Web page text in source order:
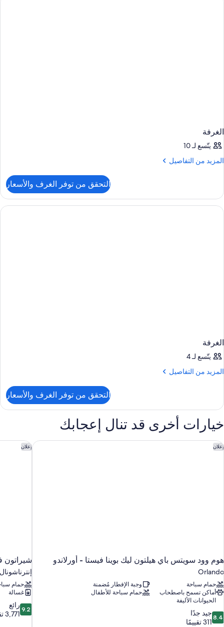
الغرفة
يتّسع لـ 10
المزيد من التفاصيل
المزيد
الغرفة
التحقق من توفر الغرف والأسعار
الغرفة
يتّسع لـ 4
المزيد من التفاصيل
المزيد
الغرفة
التحقق من توفر الغرف والأسعار
خيارات أخرى قد تنال إعجابك
إعلان
هوم وود سويتس باي هيلتون ليك بوينا فيستا - أورلاندو
Orlando
حمام سباحة
وجبة الإفطار مُضمنة
أماكن تسمح باصطحاب
الحيوانات الأليفة
حمام سباحة للأطفال
8.4
من
8.4 جيد جدًا
311 تقييمًا
هوم وود سويتس باي هيلتون ليك بوينا فيستا - أورلاندو إعلان
شيراتون
حمام
غسالة
9.2
من
9.2 رائع
3,771 تقييمًا
شيراتون